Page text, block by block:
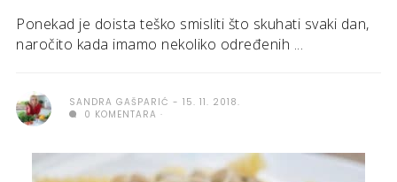
Ponekad je doista teško smisliti što skuhati svaki dan,
naročito kada imamo nekoliko određenih ...
SANDRA GAŠPARIĆ
15. 11. 2018.
0 KOMENTARA